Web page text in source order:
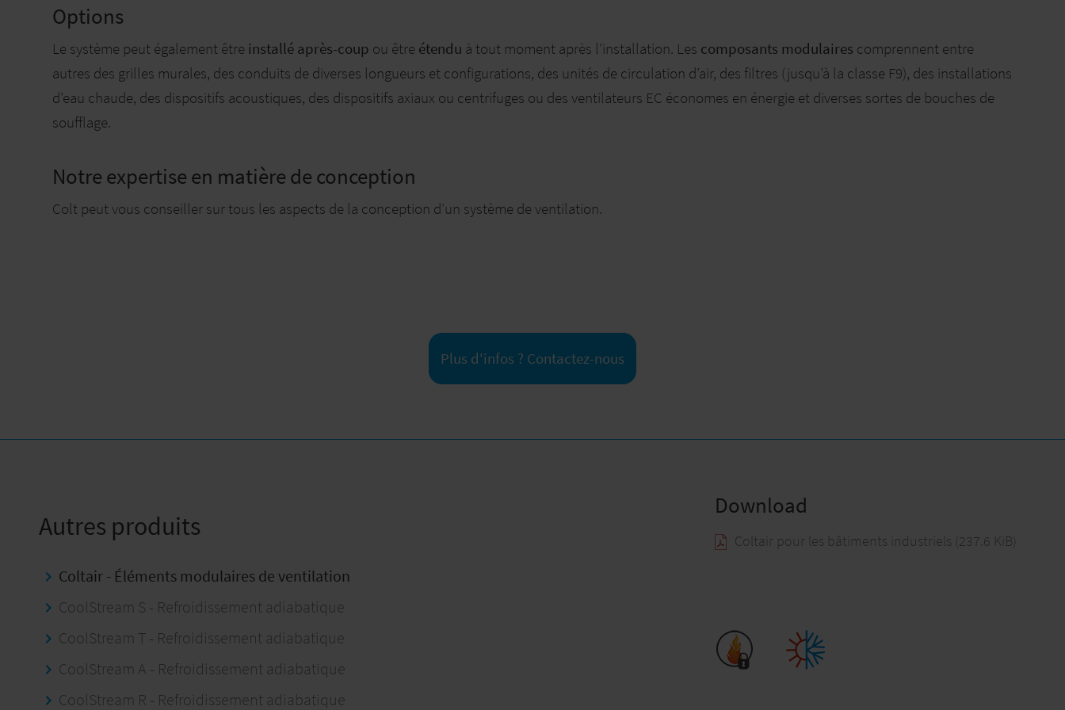
Options
Le système peut également être installé après-coup ou être étendu à tout moment après l’installation. Les composants modulaires comprennent entre
autres des grilles murales, des conduits de diverses longueurs et configurations, des unités de circulation d’air, des filtres (jusqu’à la classe F9), des installations
d’eau chaude, des dispositifs acoustiques, des dispositifs axiaux ou centrifuges ou des ventilateurs EC économes en énergie et diverses sortes de bouches de
soufflage.
Notre expertise en matière de conception
Colt peut vous conseiller sur tous les aspects de la conception d’un système de ventilation.
Plus d'infos ? Contactez-nous
Autres produits
Coltair - Éléments modulaires de ventilation
CoolStream S - Refroidissement adiabatique
CoolStream T - Refroidissement adiabatique
CoolStream A - Refroidissement adiabatique
CoolStream R - Refroidissement adiabatique
Download
Coltair pour les bâtiments industriels (237.6 KiB)